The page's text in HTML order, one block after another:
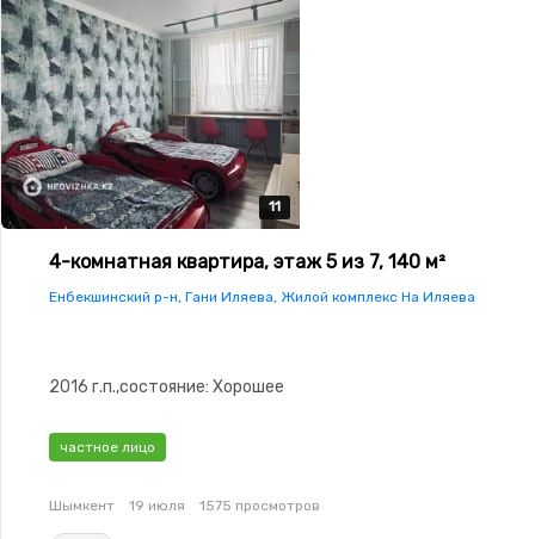
11
11
11
11
11
4-комнатная квартира, этаж 5 из 7, 140 м²
Енбекшинский р-н, Гани Иляева, Жилой комплекс На Иляева
2016 г.п.,состояние: Хорошее
частное лицо
Шымкент 19 июля 1575 просмотров